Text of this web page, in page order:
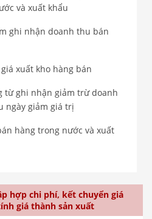
và xuất khẩu
ghi nhận doanh thu bán
xuất kho hàng bán
từ ghi nhận giảm trừ doanh
ngày giảm giá trị
hàng trong nước và xuất
hợp chi phí, kết chuyển giá
giá thành sản xuất